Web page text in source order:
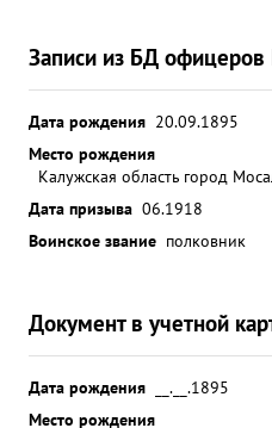
передает свои знания
форсированию р. Нарев
плацдарма с
Пользуется авторитетом.
командира корпуса
Красной Армии 25 лет и
товарища СКАЧКОВА к
Записи из БД
Дата рождения 20.09.1895
Место рождения
Калужская область город
Дата призыва 06.1918
Воинское звание полковник
Документ в учетной
Дата рождения
__.__.1895
Место рождения